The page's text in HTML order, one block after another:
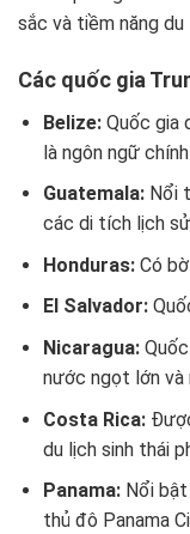
sắc và tiềm năng du
Các quốc gia
Belize:Quốc gia
là ngôn ngữ
Guatemala:Nổi
các di tích lịch
Honduras:Có bờ
El Salvador:
Nicaragua:Quốc
nước ngọt lớn và
Costa Rica:
du lịch sinh thái
Panama:Nổi bật
thủ đô Panama